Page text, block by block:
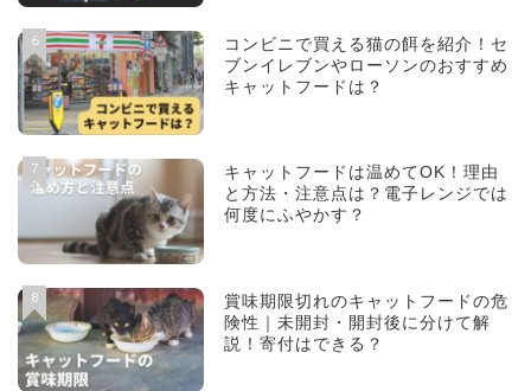
6
コンビニで買える猫の餌を紹介！セ
ブンイレブンやローソンのおすすめ
キャットフードは？
7
キャットフードは温めてOK！理由
と方法・注意点は？電子レンジでは
何度にふやかす？
8
賞味期限切れのキャットフードの危
険性｜未開封・開封後に分けて解
説！寄付はできる？